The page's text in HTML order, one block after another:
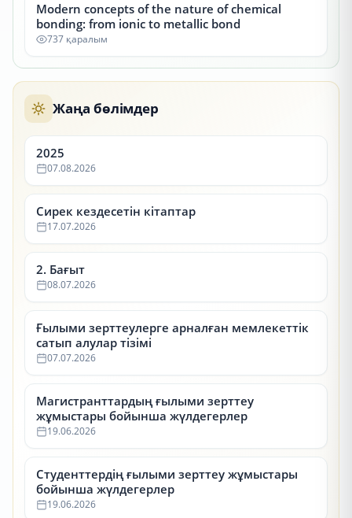
Modern concepts of the nature of chemical
bonding: from ionic to metallic bond
737 қаралым
Жаңа бөлімдер
2025
07.08.2026
Сирек кездесетін кітаптар
17.07.2026
2. Бағыт
08.07.2026
Ғылыми зерттеулерге арналған мемлекеттік
сатып алулар тізімі
07.07.2026
Магистранттардың ғылыми зерттеу
жұмыстары бойынша жүлдегерлер
19.06.2026
Студенттердің ғылыми зерттеу жұмыстары
бойынша жүлдегерлер
19.06.2026